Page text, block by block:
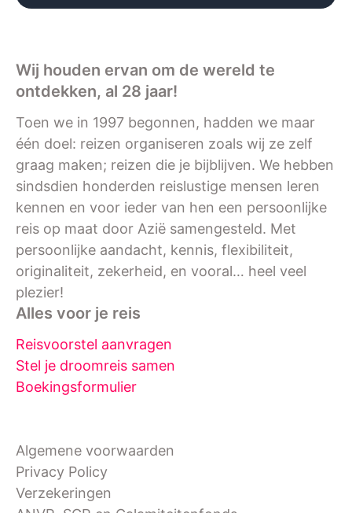
Wij houden ervan om de wereld te
ontdekken, al 28 jaar!
Toen we in 1997 begonnen, hadden we maar
één doel: reizen organiseren zoals wij ze zelf
graag maken; reizen die je bijblijven. We hebben
sindsdien honderden reislustige mensen leren
kennen en voor ieder van hen een persoonlijke
reis op maat door Azië samengesteld. Met
persoonlijke aandacht, kennis, flexibiliteit,
originaliteit, zekerheid, en vooral… heel veel
plezier!
Alles voor je reis
Reisvoorstel aanvragen
Stel je droomreis samen
Boekingsformulier
Algemene voorwaarden
Privacy Policy
Verzekeringen